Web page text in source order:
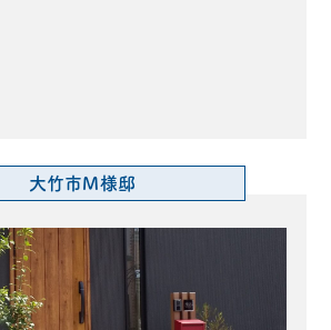
大竹市M様邸